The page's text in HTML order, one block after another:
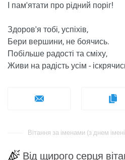
І пам'ятати про рідний поріг!
Здоров'я тобі, успіхів,
Бери вершини, не боячись.
Побільше радості та сміху,
Живи на радість усім -
Вітання за іменами (з днем
Від щирого серця